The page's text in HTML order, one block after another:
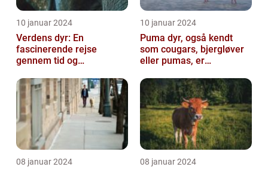
10 januar 2024
Verdens dyr: En
fascinerende rejse
gennem tid og
10 januar 2024
Puma dyr, også kendt
som cougars, bjergløver
eller pumas, er
imponerende væsener,
de...
08 januar 2024 08 januar 2024